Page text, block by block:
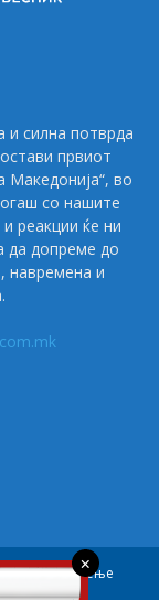
и силна потврда
првиот
Македонија“, во
со нашите
реакции ќе ни
да допреме до
навремена и
на користење
×